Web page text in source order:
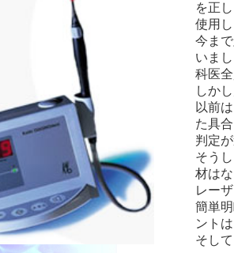
を正
使用
今ま
いま
科医
しか
以前
た具
判定
そう
材は
レー
簡単
ント
そし